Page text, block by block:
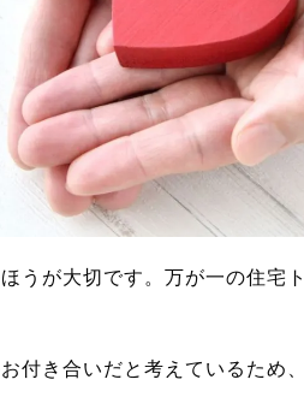
うが大切です。万が一の住宅
付き合いだと考えているため